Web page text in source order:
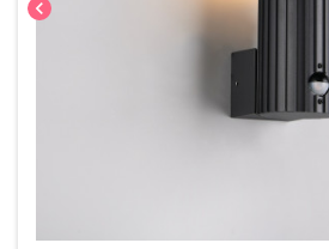
chevron_left